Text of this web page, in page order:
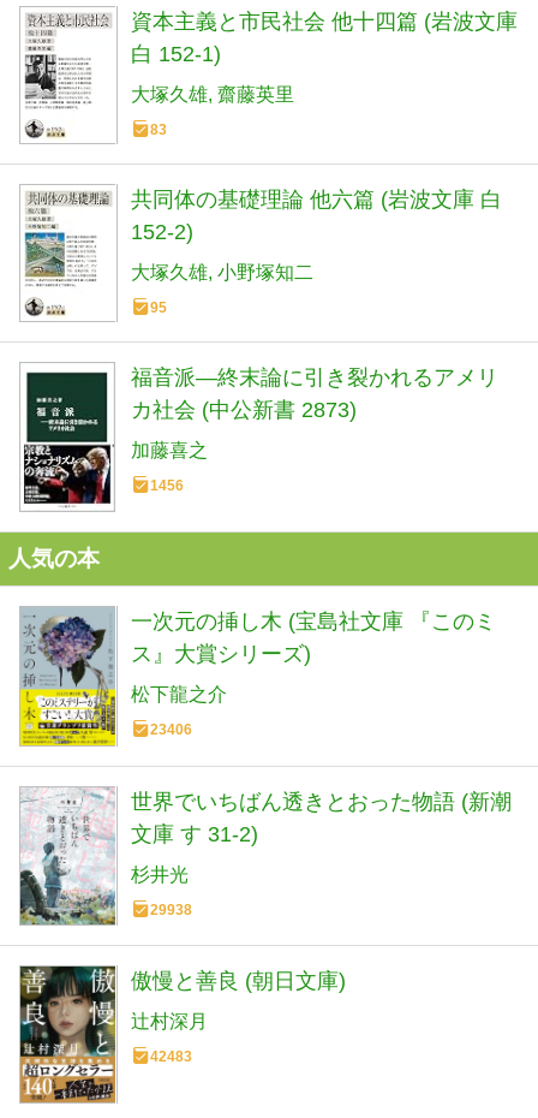
資本主義と市民社会 他十四篇 (岩波文庫
白 152-1)
大塚久雄 齋藤英里
83
共同体の基礎理論 他六篇 (岩波文庫 白
152-2)
大塚久雄 小野塚知二
95
福音派―終末論に引き裂かれるアメリ
カ社会 (中公新書 2873)
加藤喜之
1456
人気の本
一次元の挿し木 (宝島社文庫 『このミ
ス』大賞シリーズ)
松下龍之介
23406
世界でいちばん透きとおった物語 (新潮
文庫 す 31-2)
杉井光
29938
傲慢と善良 (朝日文庫)
辻村深月
42483